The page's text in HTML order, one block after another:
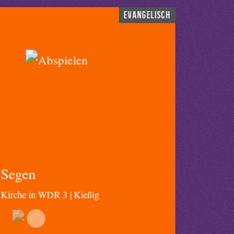
evangelisch
Segen
Kirche in WDR 3 | Kießig